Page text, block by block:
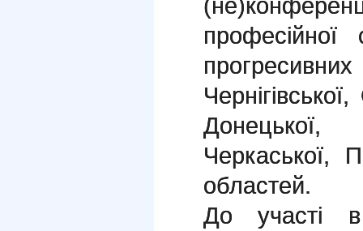
професійної
Донецької,
Черкаської,
областей.
До участі в